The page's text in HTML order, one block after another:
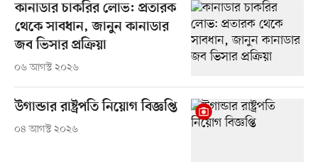
কানাডার চাকরির লোভ: প্রতারক
থেকে সাবধান, জানুন কানাডার
জব ভিসার প্রক্রিয়া
০৬ আগস্ট ২০২৬
উগান্ডার রাষ্ট্রপতি নিয়োগ বিজ্ঞপ্তি
০৪ আগস্ট ২০২৬